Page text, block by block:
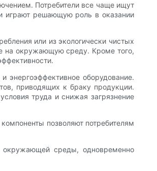
Потребители все чаще ищут
играют решающую роль в оказании
или из экологически чистых
на окружающую среду. Кроме того,
энергоэффективное оборудование.
приводящих к браку продукции.
труда и снижая загрязнение
позволяют потребителям
окружающей среды, одновременно